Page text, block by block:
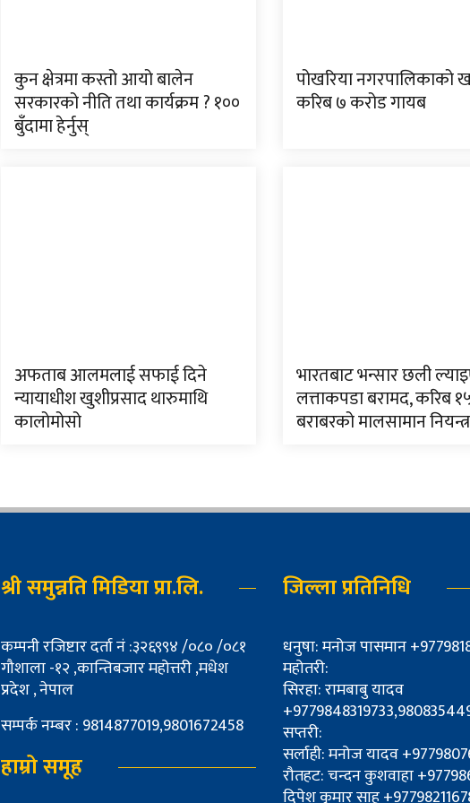
कुन क्षेत्रमा कस्तो आयो बालेन
सरकारको नीति तथा कार्यक्रम ? १००
बुँदामा हेर्नुस्
पोखरिया नगरपालिकाको
करिब ७ करोड गायब
अफताब आलमलाई सफाई दिने
न्यायाधीश खुशीप्रसाद थारुमाथि
कालोमोसो
भारतबाट भन्सार छली
लत्ताकपडा बरामद, करिब
बराबरको मालसामान
श्री समुन्नति मिडिया प्रा.लि.
कम्पनी रजिष्टार दर्ता नं :३२६९९४ /०८० /०८१
गौशाला -१२ ,कान्तिबजार महोत्तरी ,मधेश
प्रदेश , नेपाल
सम्पर्क नम्बर : 9814877019,9801672458
हाम्रो समूह
जिल्ला प्रतिनिधि
धनुषा: मनोज पासमान
महोतरी:
सिरहा: रामबाबु यादव
सप्तरी:
सर्लाही: मनोज यादव
रौतहट: चन्दन कुशवाहा